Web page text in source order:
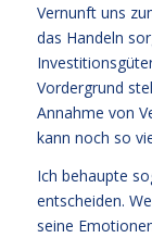
Vernunft uns
das Handeln
Vordergrund
Annahme von
kann noch so
Ich behaupte
entscheiden.
seine